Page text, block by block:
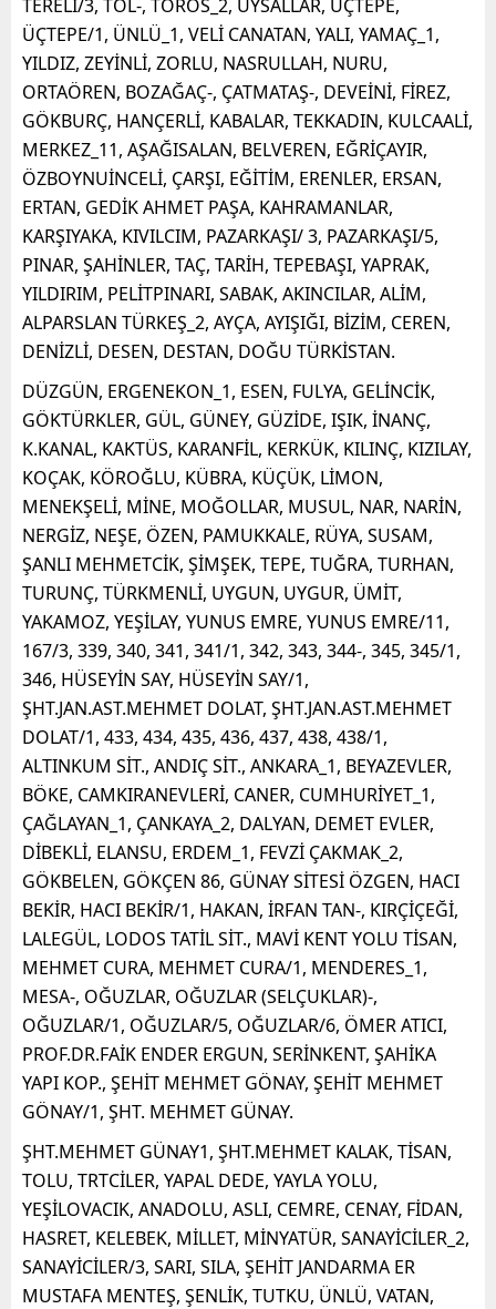
TERELİ/3, TOL-, TOROS_2, UYSALLAR, ÜÇTEPE,
ÜÇTEPE/1, ÜNLÜ_1, VELİ CANATAN, YALI, YAMAÇ_1,
YILDIZ, ZEYİNLİ, ZORLU, NASRULLAH, NURU,
ORTAÖREN, BOZAĞAÇ-, ÇATMATAŞ-, DEVEİNİ, FİREZ,
GÖKBURÇ, HANÇERLİ, KABALAR, TEKKADIN, KULCAALİ,
MERKEZ_11, AŞAĞISALAN, BELVEREN, EĞRİÇAYIR,
ÖZBOYNUİNCELİ, ÇARŞI, EĞİTİM, ERENLER, ERSAN,
ERTAN, GEDİK AHMET PAŞA, KAHRAMANLAR,
KARŞIYAKA, KIVILCIM, PAZARKAŞI/ 3, PAZARKAŞI/5,
PINAR, ŞAHİNLER, TAÇ, TARİH, TEPEBAŞI, YAPRAK,
YILDIRIM, PELİTPINARI, SABAK, AKINCILAR, ALİM,
ALPARSLAN TÜRKEŞ_2, AYÇA, AYIŞIĞI, BİZİM, CEREN,
DENİZLİ, DESEN, DESTAN, DOĞU TÜRKİSTAN.
DÜZGÜN, ERGENEKON_1, ESEN, FULYA, GELİNCİK,
GÖKTÜRKLER, GÜL, GÜNEY, GÜZİDE, IŞIK, İNANÇ,
K.KANAL, KAKTÜS, KARANFİL, KERKÜK, KILINÇ, KIZILAY,
KOÇAK, KÖROĞLU, KÜBRA, KÜÇÜK, LİMON,
MENEKŞELİ, MİNE, MOĞOLLAR, MUSUL, NAR, NARİN,
NERGİZ, NEŞE, ÖZEN, PAMUKKALE, RÜYA, SUSAM,
ŞANLI MEHMETCİK, ŞİMŞEK, TEPE, TUĞRA, TURHAN,
TURUNÇ, TÜRKMENLİ, UYGUN, UYGUR, ÜMİT,
YAKAMOZ, YEŞİLAY, YUNUS EMRE, YUNUS EMRE/11,
167/3, 339, 340, 341, 341/1, 342, 343, 344-, 345, 345/1,
346, HÜSEYİN SAY, HÜSEYİN SAY/1,
ŞHT.JAN.AST.MEHMET DOLAT, ŞHT.JAN.AST.MEHMET
DOLAT/1, 433, 434, 435, 436, 437, 438, 438/1,
ALTINKUM SİT., ANDIÇ SİT., ANKARA_1, BEYAZEVLER,
BÖKE, CAMKIRANEVLERİ, CANER, CUMHURİYET_1,
ÇAĞLAYAN_1, ÇANKAYA_2, DALYAN, DEMET EVLER,
DİBEKLİ, ELANSU, ERDEM_1, FEVZİ ÇAKMAK_2,
GÖKBELEN, GÖKÇEN 86, GÜNAY SİTESİ ÖZGEN, HACI
BEKİR, HACI BEKİR/1, HAKAN, İRFAN TAN-, KIRÇİÇEĞİ,
LALEGÜL, LODOS TATİL SİT., MAVİ KENT YOLU TİSAN,
MEHMET CURA, MEHMET CURA/1, MENDERES_1,
MESA-, OĞUZLAR, OĞUZLAR (SELÇUKLAR)-,
OĞUZLAR/1, OĞUZLAR/5, OĞUZLAR/6, ÖMER ATICI,
PROF.DR.FAİK ENDER ERGUN, SERİNKENT, ŞAHİKA
YAPI KOP., ŞEHİT MEHMET GÖNAY, ŞEHİT MEHMET
GÖNAY/1, ŞHT. MEHMET GÜNAY.
ŞHT.MEHMET GÜNAY1, ŞHT.MEHMET KALAK, TİSAN,
TOLU, TRTCİLER, YAPAL DEDE, YAYLA YOLU,
YEŞİLOVACIK, ANADOLU, ASLI, CEMRE, CENAY, FİDAN,
HASRET, KELEBEK, MİLLET, MİNYATÜR, SANAYİCİLER_2,
SANAYİCİLER/3, SARI, SILA, ŞEHİT JANDARMA ER
MUSTAFA MENTEŞ, ŞENLİK, TUTKU, ÜNLÜ, VATAN,